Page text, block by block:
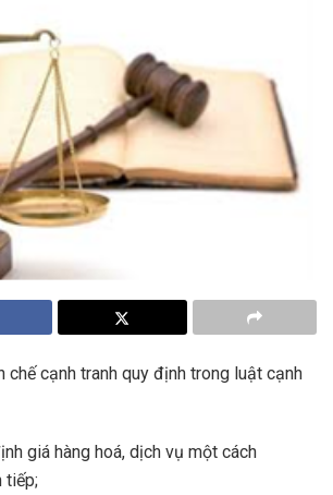
chế cạnh tranh quy định trong luật cạnh
giá hàng hoá, dịch vụ một cách
tiếp;